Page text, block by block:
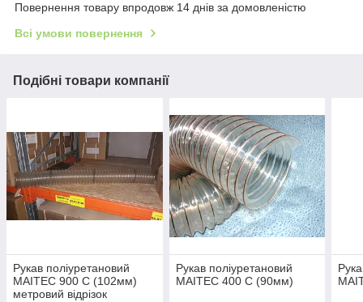
Повернення товару впродовж 14 днів за домовленістю
Всі умови повернення
Подібні товари компанії
Рукав поліуретановий
MAITEC 900 С (102мм)
метровий відрізок
Рукав поліуретановий
MAITEC 400 С (90мм)